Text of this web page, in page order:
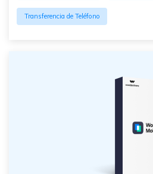
Transferencia de Teléfono